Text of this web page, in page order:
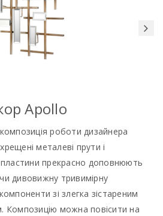
Apollo
роботи дизайнера
металеві прути і
пластини прекрасно доповнюють
дивовижну тривимірну
зі злегка зістареним
Композицію можна повісити на